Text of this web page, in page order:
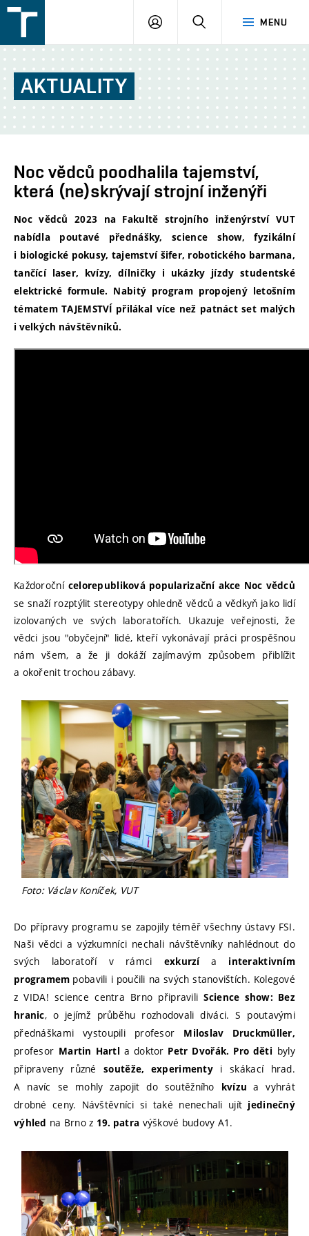
v
Brně
MENU
PŘIHLÁŠENÍ
AKTUALITY
Noc vědců poodhalila tajemství,
která (ne)skrývají strojní inženýři
Noc vědců 2023 na Fakultě strojního inženýrství VUT
nabídla poutavé přednášky, science show, fyzikální
i biologické pokusy, tajemství šifer, robotického barmana,
tančící laser, kvízy, dílničky i ukázky jízdy studentské
elektrické formule. Nabitý program propojený letošním
tématem TAJEMSTVÍ přilákal více než patnáct set malých
i velkých návštěvníků.
Každoroční celorepubliková popularizační akce Noc vědců
se snaží rozptýlit stereotypy ohledně vědců a vědkyň jako lidí
izolovaných ve svých laboratořích. Ukazuje veřejnosti, že
vědci jsou "obyčejní" lidé, kteří vykonávají práci prospěšnou
nám všem, a že ji dokáží zajímavým způsobem přiblížit
a okořenit trochou zábavy.
Foto: Václav Koníček, VUT
Do přípravy programu se zapojily téměř všechny ústavy FSI.
Naši vědci a výzkumníci nechali návštěvníky nahlédnout do
svých laboratoří v rámci exkurzí a interaktivním
programem pobavili i poučili na svých stanovištích. Kolegové
z VIDA! science centra Brno připraviliScience show: Bez
hranic, o jejímž průběhu rozhodovali diváci. S poutavými
přednáškami vystoupili profesor Miloslav Druckmüller,
profesor Martin Hartl a doktor Petr Dvořák. Pro děti byly
připraveny různésoutěže, experimentyi skákací hrad.
A navíc se mohly zapojit do soutěžního kvízua vyhrát
drobné ceny. Návštěvníci si také nenechali ujít jedinečný
výhled na Brno z 19. patra výškové budovy A1.